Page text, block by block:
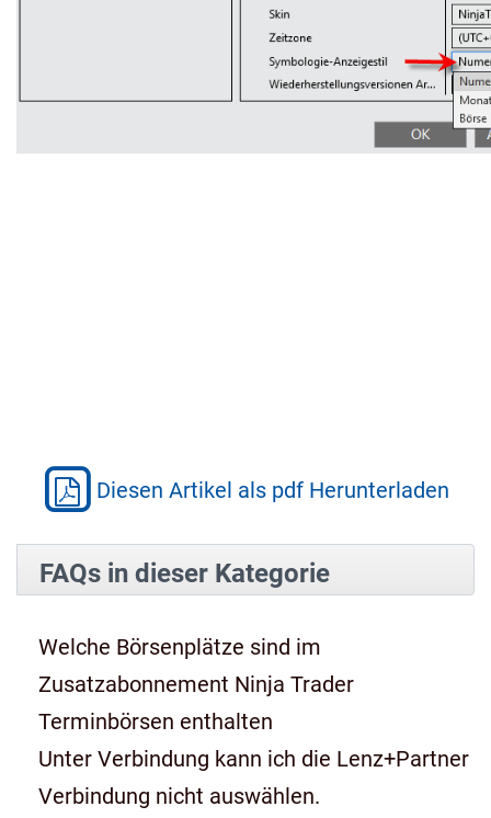
Diesen Artikel als pdf Herunterladen
FAQs in dieser Kategorie
Welche Börsenplätze sind im
Zusatzabonnement Ninja Trader
Terminbörsen enthalten
Unter Verbindung kann ich die Lenz+Partner
Verbindung nicht auswählen.